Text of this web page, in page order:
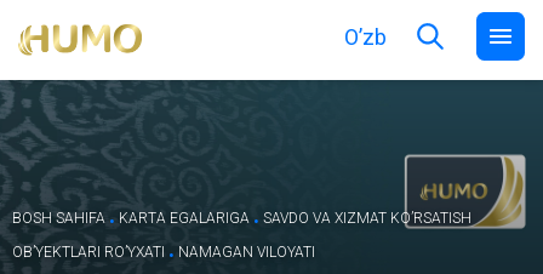
O’zb
BOSH SAHIFA . KARTA EGALARIGA . SAVDO VA XIZMAT KOʼRSATISH
OBʼYEKTLARI ROʼYXATI . NAMAGAN VILOYATI